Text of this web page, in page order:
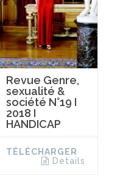
Revue Genre,
sexualité &
société N°19 I
2018 I
HANDICAP
TÉLÉCHARGER
Details